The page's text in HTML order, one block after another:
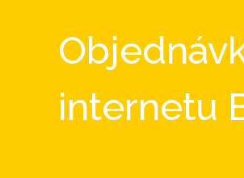
internetu